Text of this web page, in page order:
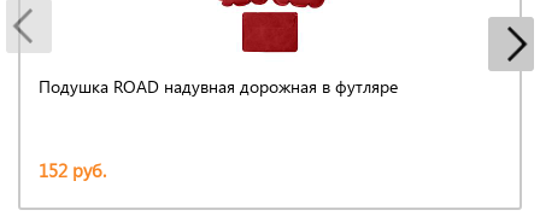
Подушка ROAD надувная дорожная в футляре
152 руб.